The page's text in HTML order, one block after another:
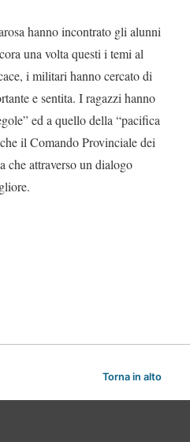
hanno incontrato gli alunni
una volta questi i temi al
i militari hanno cercato di
e sentita. I ragazzi hanno
ed a quello della “pacifica
il Comando Provinciale dei
che attraverso un dialogo
Torna in alto